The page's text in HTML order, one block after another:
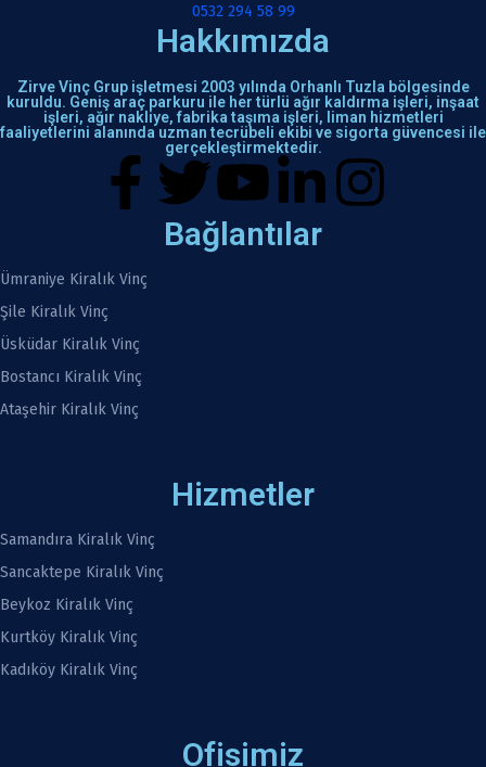
0532 294 58 99
Hakkımızda
Zirve Vinç Grup işletmesi 2003 yılında Orhanlı Tuzla bölgesinde
kuruldu. Geniş araç parkuru ile her türlü ağır kaldırma işleri, inşaat
işleri, ağır nakliye, fabrika taşıma işleri, liman hizmetleri
faaliyetlerini alanında uzman tecrübeli ekibi ve sigorta güvencesi ile
gerçekleştirmektedir.
Bağlantılar
Ümraniye Kiralık Vinç
Şile Kiralık Vinç
Üsküdar Kiralık Vinç
Bostancı Kiralık Vinç
Ataşehir Kiralık Vinç
Hizmetler
Samandıra Kiralık Vinç
Sancaktepe Kiralık Vinç
Beykoz Kiralık Vinç
Kurtköy Kiralık Vinç
Kadıköy Kiralık Vinç
Ofisimiz